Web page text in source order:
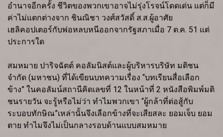
อำนาจอีกครั้ง ชีวิตของพวกเขาอาจไม่รุ่งโรจน์โดดเด่น แต่ก็มี
ค่าไม่แตกต่างจาก ชินณิชา วงศ์สวัสดิ์ ส.ส.ผู้อาศัย
เฮลิคอปเตอร์กับพ่อหลบหนีออกจากรัฐสภาเมื่อ 7 ต.ค. 51 แต่
ประการใด
สมหมาย ปาริจฉัตต์ คอลัมนิสต์และผู้บริหารบริษัท มติชน
จำกัด (มหาชน) ที่ได้เขียนบทความเรื่อง “บทเรียนสื่อเลือก
ข้าง” ในคอลัมน์สถานีคิดเลขที่ 12 ในหน้าที่ 2 หนังสือพิมพ์มติ
ชนรายวัน จะรู้หรือไม่ว่า ทำไมพวกเขา “ผู้กล้าที่ต่อสู้กับ
ระบอบทักษิณ”เหล่านั้นจึงเลือกข้างที่จะเสียสละ ยอมเจ็บ ยอม
ตาย ทำไมจึงไม่เป็นกลางรอบด้านแบบสมหมาย